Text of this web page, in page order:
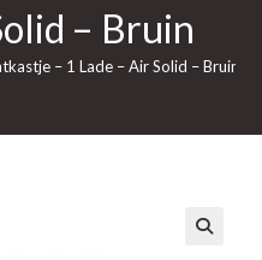
– Bruin
– 1 Lade – Air Solid – Bruin